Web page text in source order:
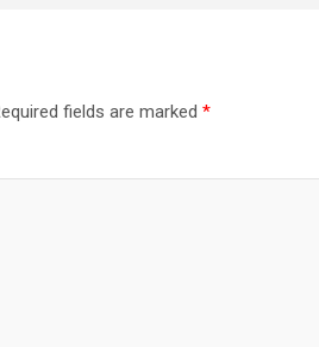
fields are marked *